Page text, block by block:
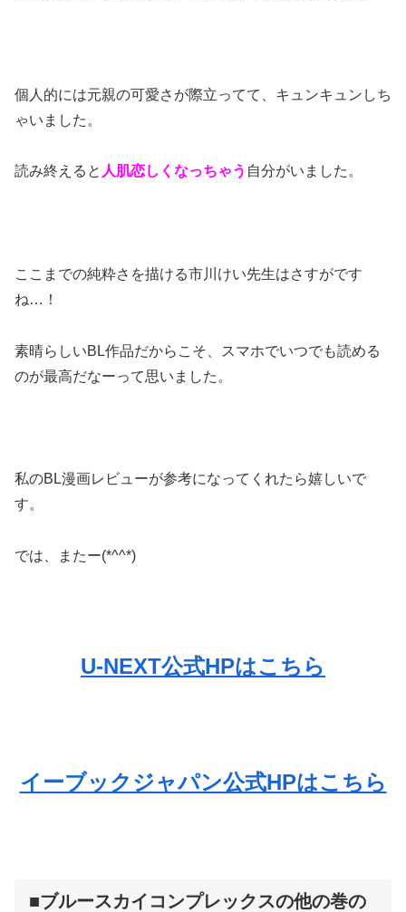
個人的には元親の可愛さが際立ってて、キュンキュンしち
ゃいました。
読み終えると 人肌恋しくなっちゃう 自分がいました。
ここまでの純粋さを描ける市川けい先生はさすがです
ね…！
素晴らしいBL作品だからこそ、スマホでいつでも読める
のが最高だなーって思いました。
私のBL漫画レビューが参考になってくれたら嬉しいで
す。
では、またー(*^^*)
U-NEXT公式HPはこちら
イーブックジャパン公式HPはこちら
■ブルースカイコンプレックスの他の巻の